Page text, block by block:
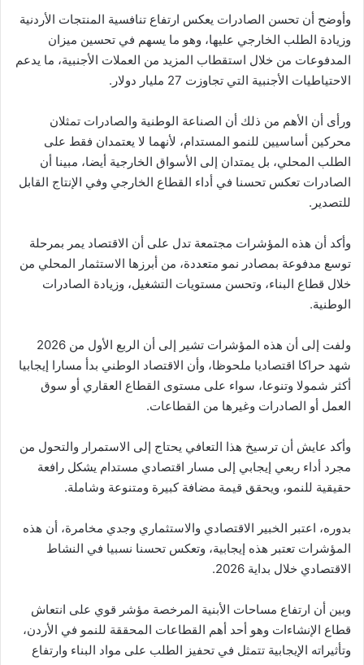
وأوضح أن تحسن الصادرات يعكس ارتفاع تنافسية المنتجات الأردنية
وزيادة الطلب الخارجي عليها، وهو ما يسهم في تحسين ميزان
المدفوعات من خلال استقطاب المزيد من العملات الأجنبية، ما يدعم
الاحتياطيات الأجنبية التي تجاوزت 27 مليار دولار.
ورأى أن الأهم من ذلك أن الصناعة الوطنية والصادرات تمثلان
محركين أساسيين للنمو المستدام، لأنهما لا يعتمدان فقط على
الطلب المحلي، بل يمتدان إلى الأسواق الخارجية أيضا، مبينا أن
الصادرات تعكس تحسنا في أداء القطاع الخارجي وفي الإنتاج القابل
للتصدير.
وأكد أن هذه المؤشرات مجتمعة تدل على أن الاقتصاد يمر بمرحلة
توسع مدفوعة بمصادر نمو متعددة، من أبرزها الاستثمار المحلي من
خلال قطاع البناء، وتحسن مستويات التشغيل، وزيادة الصادرات
الوطنية.
ولفت إلى أن هذه المؤشرات تشير إلى أن الربع الأول من 2026
شهد حراكا اقتصاديا ملحوظا، وأن الاقتصاد الوطني بدأ مسارا إيجابيا
أكثر شمولا وتنوعا، سواء على مستوى القطاع العقاري أو سوق
العمل أو الصادرات وغيرها من القطاعات.
وأكد عايش أن ترسيخ هذا التعافي يحتاج إلى الاستمرار والتحول من
مجرد أداء ربعي إيجابي إلى مسار اقتصادي مستدام يشكل رافعة
حقيقية للنمو، ويحقق قيمة مضافة كبيرة ومتنوعة وشاملة.
بدوره، اعتبر الخبير الاقتصادي والاستثماري وجدي مخامرة، أن هذه
المؤشرات تعتبر هذه إيجابية، وتعكس تحسنا نسبيا في النشاط
الاقتصادي خلال بداية 2026.
وبين أن ارتفاع مساحات الأبنية المرخصة مؤشر قوي على انتعاش
قطاع الإنشاءات وهو أحد أهم القطاعات المحققة للنمو في الأردن،
وتأثيراته الإيجابية تتمثل في تحفيز الطلب على مواد البناء وارتفاع